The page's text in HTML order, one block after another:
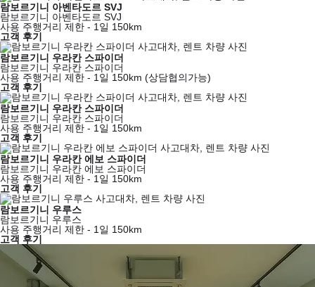
람보르기니 아벤타도르 SVJ
람보르기니 아벤타도르 SVJ
사용 주행거리 제한 - 1일 150km
고객 후기
람보르기니 우라칸 스파이더
람보르기니 우라칸 스파이더
사용 주행거리 제한 - 1일 150km (상담협의가능)
고객 후기
람보르기니 우라칸 스파이더
람보르기니 우라칸 스파이더
사용 주행거리 제한 - 1일 150km
고객 후기
람보르기니 우라칸 에보 스파이더
람보르기니 우라칸 에보 스파이더
사용 주행거리 제한 - 1일 150km
고객 후기
람보르기니 우루스
람보르기니 우루스
사용 주행거리 제한 - 1일 150km
고객 후기